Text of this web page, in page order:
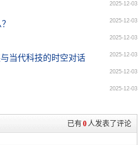
2025-12-03
2025-12-03
2025-12-03
当代科技的时空对话 2025-12-03
2025-12-03
2025-12-03
已有0人发表了评论